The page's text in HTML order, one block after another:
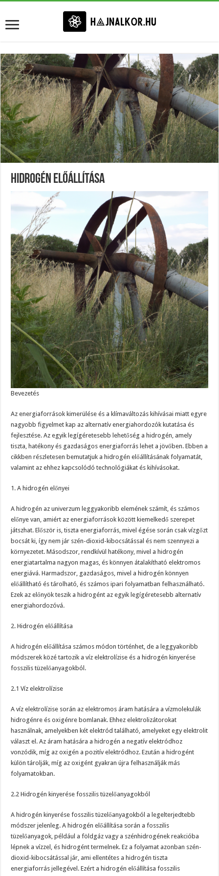
Hidrogén Előállítása
Bevezetés
Az energiaforrások kimerülése és a klímaváltozás kihívásai miatt egyre
nagyobb figyelmet kap az alternatív energiahordozók kutatása és
fejlesztése. Az egyik legígéretesebb lehetőség a hidrogén, amely
tiszta, hatékony és gazdaságos energiaforrás lehet a jövőben. Ebben a
cikkben részletesen bemutatjuk a hidrogén előállításának folyamatát,
valamint az ehhez kapcsolódó technológiákat és kihívásokat.
1. A hidrogén előnyei
A hidrogén az univerzum leggyakoribb elemének számít, és számos
előnye van, amiért az energiaforrások között kiemelkedő szerepet
játszhat. Először is, tiszta energiaforrás, mivel égése során csak vízgőzt
bocsát ki, így nem jár szén-dioxid-kibocsátással és nem szennyezi a
környezetet. Másodszor, rendkívül hatékony, mivel a hidrogén
energiatartalma nagyon magas, és könnyen átalakítható elektromos
energiává. Harmadszor, gazdaságos, mivel a hidrogén könnyen
előállítható és tárolható, és számos ipari folyamatban felhasználható.
Ezek az előnyök teszik a hidrogént az egyik legígéretesebb alternatív
energiahordozóvá.
2. Hidrogén előállítása
A hidrogén előállítása számos módon történhet, de a leggyakoribb
módszerek közé tartozik a víz elektrolízise és a hidrogén kinyerése
fosszilis tüzelőanyagokból.
2.1 Víz elektrolízise
A víz elektrolízise során az elektromos áram hatására a vízmolekulák
hidrogénre és oxigénre bomlanak. Ehhez elektrolizátorokat
használnak, amelyekben két elektród található, amelyeket egy elektrolit
választ el. Az áram hatására a hidrogén a negatív elektródhoz
vonzódik, míg az oxigén a pozitív elektródhoz. Ezután a hidrogént
külön tárolják, míg az oxigént gyakran újra felhasználják más
folyamatokban.
2.2 Hidrogén kinyerése fosszilis tüzelőanyagokból
A hidrogén kinyerése fosszilis tüzelőanyagokból a legelterjedtebb
módszer jelenleg. A hidrogén előállítása során a fosszilis
tüzelőanyagok, például a földgáz vagy a szénhidrogének reakcióba
lépnek a vízzel, és hidrogént termelnek. Ez a folyamat azonban szén-
dioxid-kibocsátással jár, ami ellentétes a hidrogén tiszta
energiaforrás jellegével. Ezért a hidrogén előállítása fosszilis